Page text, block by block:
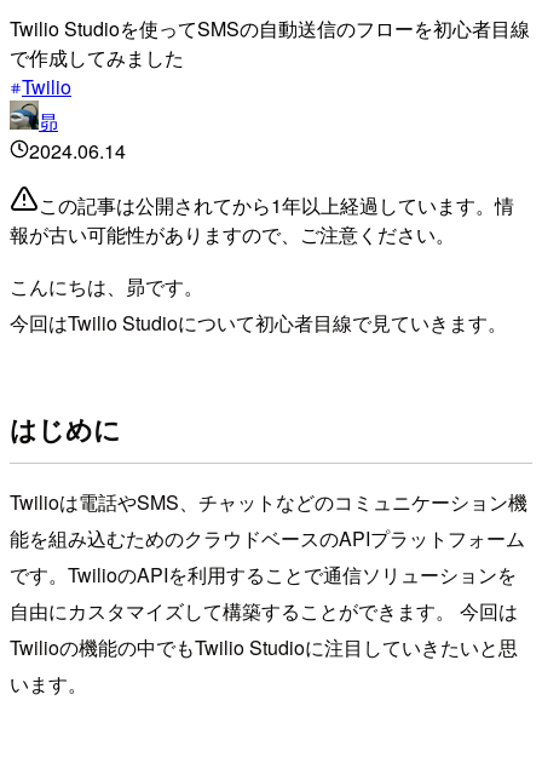
Twilio Studioを使ってSMSの自動送信のフローを初心者目線
で作成してみました
Twilio
昴
2024.06.14
この記事は公開されてから1年以上経過しています。情
報が古い可能性がありますので、ご注意ください。
こんにちは、昴です。
今回はTwilio Studioについて初心者目線で見ていきます。
はじめに
Twilioは電話やSMS、チャットなどのコミュニケーション機
能を組み込むためのクラウドベースのAPIプラットフォーム
です。TwilioのAPIを利用することで通信ソリューションを
自由にカスタマイズして構築することができます。 今回は
Twilioの機能の中でもTwilio Studioに注目していきたいと思
います。